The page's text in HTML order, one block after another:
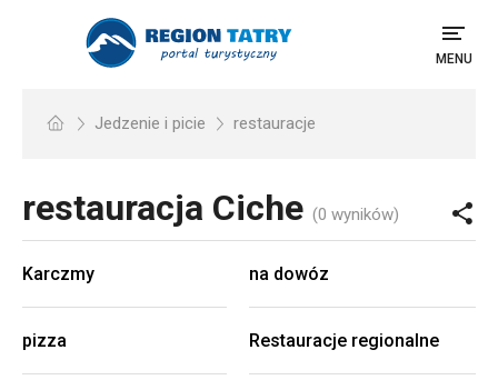
MENU
Jedzenie i picie restauracje
restauracja Ciche (0 wyników)
Karczmy na dowóz
pizza Restauracje regionalne